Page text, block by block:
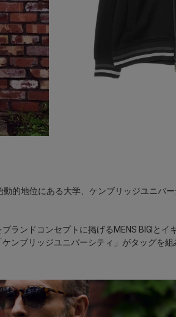
的地位にある大学、ケンブリッジユニバ
ランドコンセプトに掲げる MENS BIGI とイ
ンブリッジユニバーシティ」がタッグを組